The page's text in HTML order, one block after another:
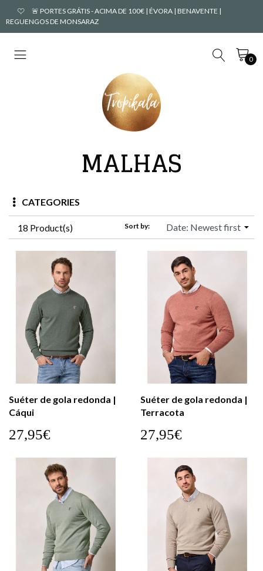
🚨 PORTES GRÁTIS - ACIMA DE 100€ | ÉVORA | BENAVENTE |
REGUENGOS DE MONSARAZ
0
MALHAS
CATEGORIES
18 Product(s) Sort by:
Suéter de gola redonda |
Cáqui
27,95€
Suéter de gola redonda |
Terracota
27,95€